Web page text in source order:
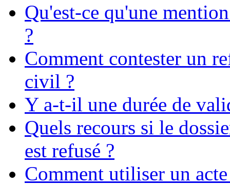
Qu'est-ce qu'une
?
Comment contester un
civil ?
Y a-t-il une durée de
Quels recours si le
est refusé ?
Comment utiliser un